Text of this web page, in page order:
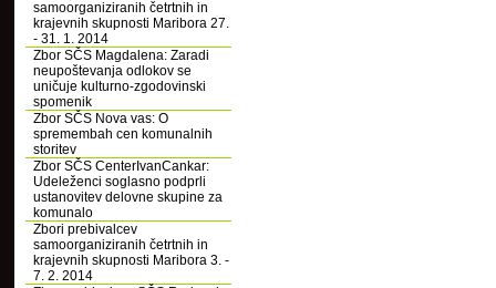
samoorganiziranih četrtnih in
krajevnih skupnosti Maribora 27.
- 31. 1. 2014
Zbor SČS Magdalena: Zaradi
neupoštevanja odlokov se
uničuje kulturno-zgodovinski
spomenik
Zbor SČS Nova vas: O
spremembah cen komunalnih
storitev
Zbor SČS CenterIvanCankar:
Udeleženci soglasno podprli
ustanovitev delovne skupine za
komunalo
Zbori prebivalcev
samoorganiziranih četrtnih in
krajevnih skupnosti Maribora 3. -
7. 2. 2014